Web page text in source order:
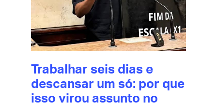
Trabalhar seis dias e
descansar um só: por que
isso virou assunto no